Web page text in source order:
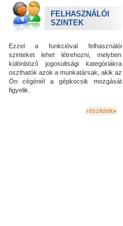
FELHASZNÁLÓI
SZINTEK
Ezzel a funkcióval felhasználói
szinteket lehet létrehozni, melyben
különböző jogosultsági kategóriákra
oszthatók azok a munkatársak, akik az
Ön cégénél a gépkocsik mozgását
figyelik.
részletek